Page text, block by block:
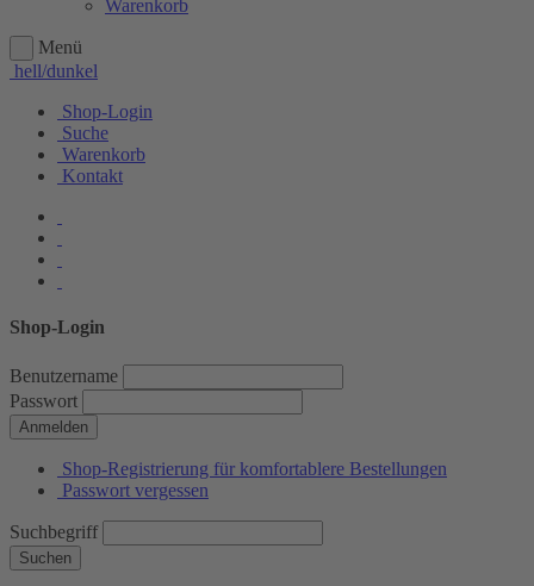
Warenkorb
Menü
hell/dunkel
Shop-Login
Suche
Warenkorb
Kontakt
Shop-Login
Benutzername
Passwort
Anmelden
Shop-Registrierung für komfortablere Bestellungen
Passwort vergessen
Suchbegriff
Suchen